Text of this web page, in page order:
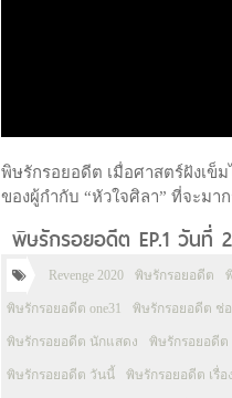
พิษรักรอยอดีต เมื่อศาสตร์ฝังเข็
ของผู้กำกับ “หัวใจศิลา” ที่จะมา
พิษรักรอยอดีต EP.1 วันที่
Revenge 2020 พิษรักรอยอดีต
พิษรักรอยอดีต one31 พิษรักรอยอดีต ช่อ
พิษรักรอยอดีต นักแสดง พิษรักรอยอดีต
พิษรักรอยอดีต วันนี้ พิษรักรอยอดีต เรื่อ